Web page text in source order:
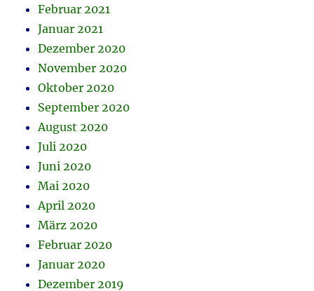
Februar 2021
Januar 2021
Dezember 2020
November 2020
Oktober 2020
September 2020
August 2020
Juli 2020
Juni 2020
Mai 2020
April 2020
März 2020
Februar 2020
Januar 2020
Dezember 2019